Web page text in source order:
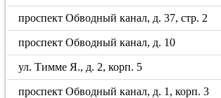
проспект Обводный канал, д. 37, стр. 2
проспект Обводный канал, д. 10
ул. Тимме Я., д. 2, корп. 5
проспект Обводный канал, д. 1, корп. 3